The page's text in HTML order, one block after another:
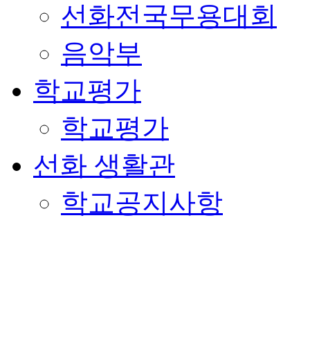
선화전국무용대회
음악부
학교평가
학교평가
선화 생활관
학교공지사항